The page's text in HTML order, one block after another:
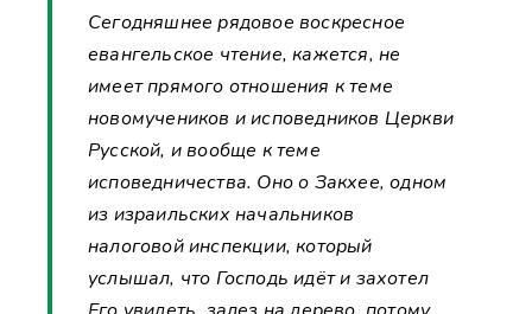
Сегодняшнее рядовое воскресное
евангельское чтение, кажется, не
имеет прямого отношения к теме
новомучеников и исповедников Церкви
Русской, и вообще к теме
исповедничества. Оно о Закхее, одном
из израильских начальников
налоговой инспекции, который
услышал, что Господь идёт и захотел